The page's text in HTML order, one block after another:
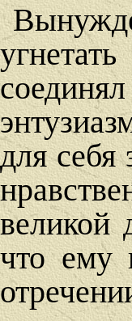
для себя
великой
что ему